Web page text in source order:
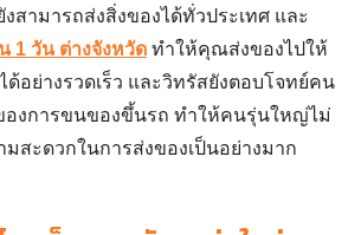
หนเร็วสุด ฉบับคนรุ่นใหม่